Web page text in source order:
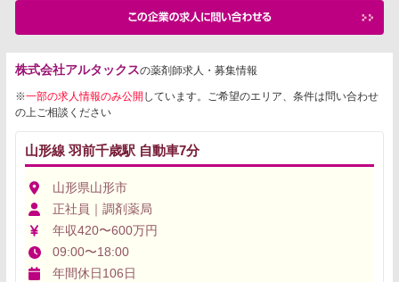
株式会社アルタックスの薬剤師求人・募集情報
※一部の求人情報のみ公開 しています。ご希望のエリア、条件は問い合わせ
の上ご相談ください
山形線 羽前千歳駅 自動車7分
山形県山形市
正社員｜調剤薬局
年収420〜600万円
09:00〜18:00
年間休日106日